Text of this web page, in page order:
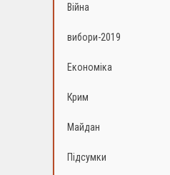
Війна
вибори-2019
Економіка
Крим
Майдан
Підсумки